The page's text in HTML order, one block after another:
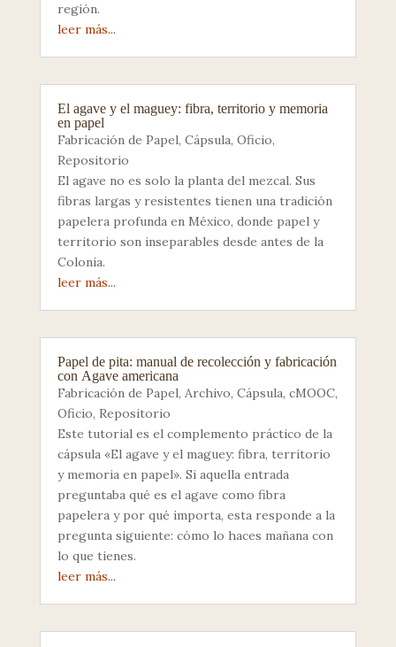
región.
leer más...
El agave y el maguey: fibra, territorio y memoria
en papel
Fabricación de Papel, Cápsula, Oficio,
Repositorio
El agave no es solo la planta del mezcal. Sus
fibras largas y resistentes tienen una tradición
papelera profunda en México, donde papel y
territorio son inseparables desde antes de la
Colonia.
leer más...
Papel de pita: manual de recolección y fabricación
con Agave americana
Fabricación de Papel, Archivo, Cápsula, cMOOC,
Oficio, Repositorio
Este tutorial es el complemento práctico de la
cápsula «El agave y el maguey: fibra, territorio
y memoria en papel». Si aquella entrada
preguntaba qué es el agave como fibra
papelera y por qué importa, esta responde a la
pregunta siguiente: cómo lo haces mañana con
lo que tienes.
leer más...